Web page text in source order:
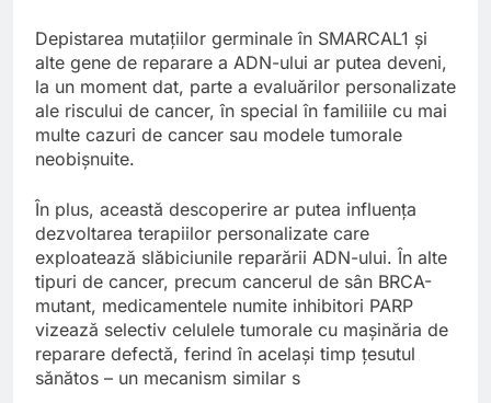
Depistarea mutațiilor germinale în SMARCAL1 și
alte gene de reparare a ADN-ului ar putea deveni,
la un moment dat, parte a evaluărilor personalizate
ale riscului de cancer, în special în familiile cu mai
multe cazuri de cancer sau modele tumorale
neobișnuite.
În plus, această descoperire ar putea influența
dezvoltarea terapiilor personalizate care
exploatează slăbiciunile reparării ADN-ului. În alte
tipuri de cancer, precum cancerul de sân BRCA-
mutant, medicamentele numite inhibitori PARP
vizează selectiv celulele tumorale cu mașinăria de
reparare defectă, ferind în același timp țesutul
sănătos – un mecanism similar s